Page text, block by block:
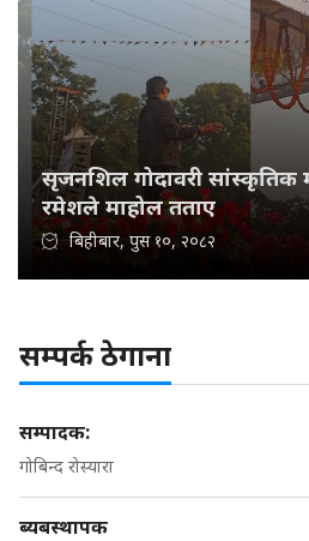
सृजनशिल गोदावरी सांस्कृतिक
रमेशले माहोल तताए
बिहीबार, पुस १०, २०८२
सम्पर्क ठेगाना
सम्पादक:
गोबिन्द रोस्यारा
ब्यबस्थापक